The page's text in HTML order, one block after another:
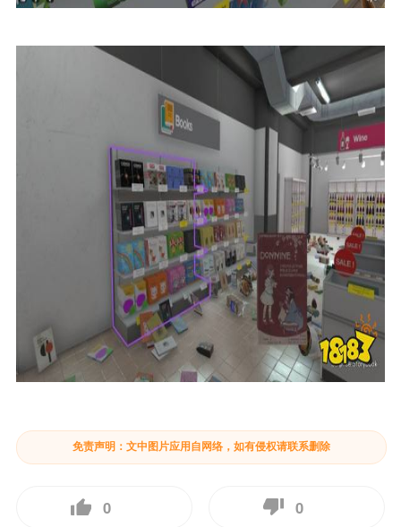
免责声明：文中图片应用自网络，如有侵权请联系删除
0 0